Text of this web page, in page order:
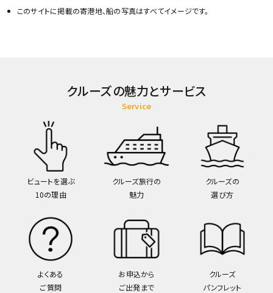
このサイトに掲載の寄港地、船の写真はすべてイメージです。
クルーズの魅力とサービス
Service
ビュートを選ぶ
10の理由
クルーズ旅行の
魅力
クルーズの
選び方
よくある
ご質問
お申込から
ご出発まで
クルーズ
パンフレット